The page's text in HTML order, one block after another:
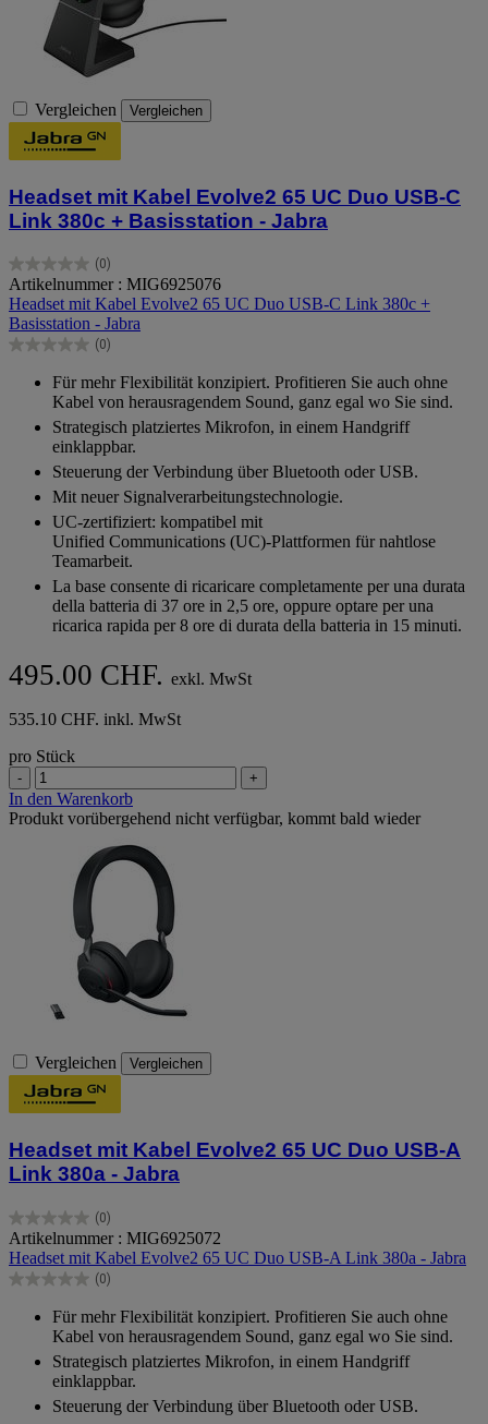
Vergleichen Vergleichen
Headset mit Kabel Evolve2 65 UC Duo USB-C
Link 380c + Basisstation - Jabra
(0)
0.0
von
5
Sternen.
Artikelnummer : MIG6925076
Headset mit Kabel Evolve2 65 UC Duo USB-C Link 380c +
Basisstation - Jabra
(0)
0.0
Sternen.
Für mehr Flexibilität konzipiert. Profitieren Sie auch ohne
Kabel von herausragendem Sound, ganz egal wo Sie sind.
Strategisch platziertes Mikrofon, in einem Handgriff
einklappbar.
Steuerung der Verbindung über Bluetooth oder USB.
Mit neuer Signalverarbeitungstechnologie.
UC-zertifiziert: kompatibel mit
Unified Communications (UC)-Plattformen für nahtlose
Teamarbeit.
La base consente di ricaricare completamente per una durata
della batteria di 37 ore in 2,5 ore, oppure optare per una
ricarica rapida per 8 ore di durata della batteria in 15 minuti.
495.00 CHF. exkl. MwSt
535.10 CHF. inkl. MwSt
pro Stück
- +
In den Warenkorb
Produkt vorübergehend nicht verfügbar, kommt bald wieder
Vergleichen Vergleichen
Headset mit Kabel Evolve2 65 UC Duo USB-A
Link 380a - Jabra
(0)
0.0
von
5
Sternen.
Artikelnummer : MIG6925072
Headset mit Kabel Evolve2 65 UC Duo USB-A Link 380a - Jabra
(0)
0.0
Sternen.
Für mehr Flexibilität konzipiert. Profitieren Sie auch ohne
Kabel von herausragendem Sound, ganz egal wo Sie sind.
Strategisch platziertes Mikrofon, in einem Handgriff
einklappbar.
Steuerung der Verbindung über Bluetooth oder USB.